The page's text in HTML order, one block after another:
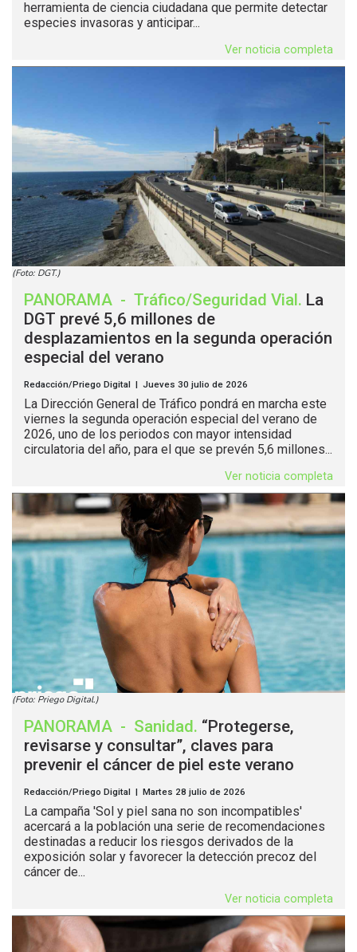
herramienta de ciencia ciudadana que permite detectar
especies invasoras y anticipar...
Ver noticia completa
(Foto: DGT.)
PANORAMA - Tráfico/Seguridad Vial. La
DGT prevé 5,6 millones de
desplazamientos en la segunda operación
especial del verano
Redacción/Priego Digital | Jueves 30 julio de 2026
La Dirección General de Tráfico pondrá en marcha este
viernes la segunda operación especial del verano de
2026, uno de los periodos con mayor intensidad
circulatoria del año, para el que se prevén 5,6 millones...
Ver noticia completa
(Foto: Priego Digital.)
PANORAMA - Sanidad. “Protegerse,
revisarse y consultar”, claves para
prevenir el cáncer de piel este verano
Redacción/Priego Digital | Martes 28 julio de 2026
La campaña 'Sol y piel sana no son incompatibles'
acercará a la población una serie de recomendaciones
destinadas a reducir los riesgos derivados de la
exposición solar y favorecer la detección precoz del
cáncer de...
Ver noticia completa